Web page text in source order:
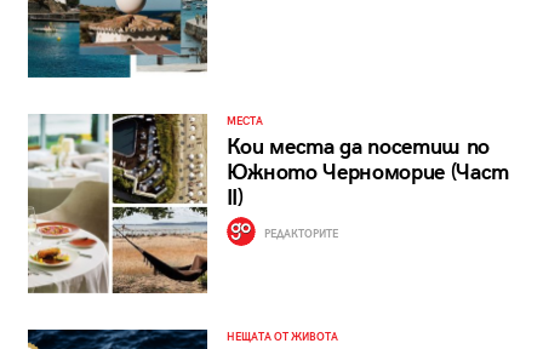
МЕСТА
Кои места да посетиш по
Южното Черноморие (Част
II)
РЕДАКТОРИТЕ
НЕЩАТА ОТ ЖИВОТА